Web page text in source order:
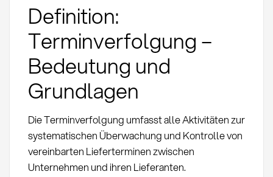
Definition:
Terminverfolgung –
Bedeutung und
Grundlagen
Die Terminverfolgung umfasst alle Aktivitäten zur
systematischen Überwachung und Kontrolle von
vereinbarten Lieferterminen zwischen
Unternehmen und ihren Lieferanten.